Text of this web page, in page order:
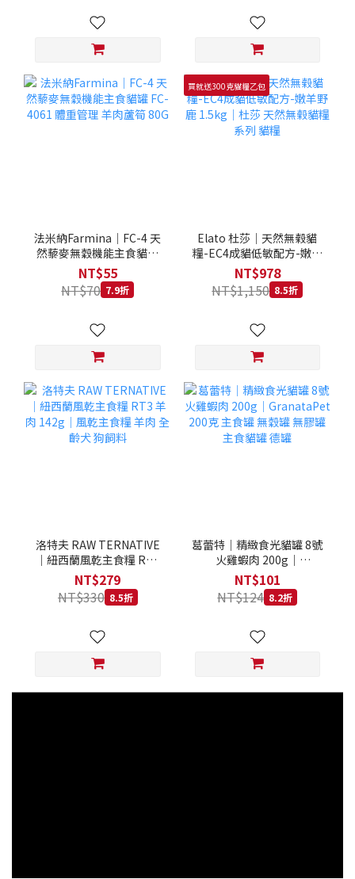
法米納Farmina｜FC-4 天
然藜麥無穀機能主食貓罐
FC-4061 體重管理 羊肉蘆
筍 80G
NT$55
NT$70 7.9折
買就送300克貓糧乙包
Elato 杜莎｜天然無榖貓
糧-EC4成貓低敏配方-嫩羊
野鹿 1.5kg｜杜莎 天然無
榖貓糧系列 貓糧
NT$978
NT$1,150 8.5折
洛特夫 RAW TERNATIVE
｜紐西蘭風乾主食糧 RT3
羊肉 142g｜風乾主食糧 羊
肉 全齡犬 狗飼料
NT$279
NT$330 8.5折
葛蕾特｜精緻食光貓罐 8號
火雞蝦肉 200g｜
GranataPet 200克 主食罐
無穀罐 無膠罐 主食貓罐 德
罐
NT$101
NT$124 8.2折